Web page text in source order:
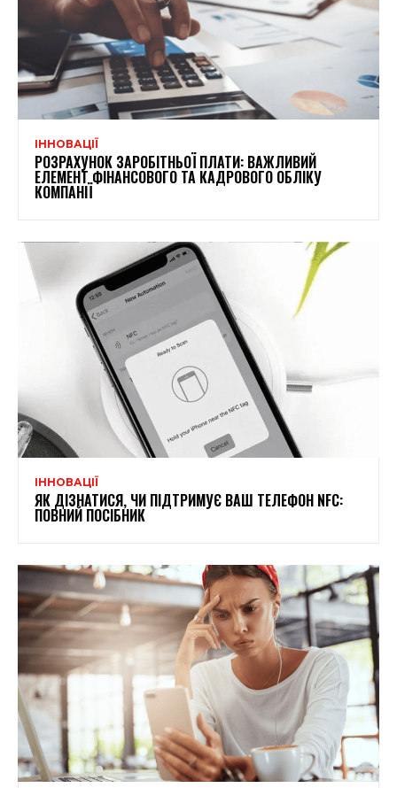
ІННОВАЦІЇ
РОЗРАХУНОК ЗАРОБІТНЬОЇ ПЛАТИ: ВАЖЛИВИЙ
ЕЛЕМЕНТ ФІНАНСОВОГО ТА КАДРОВОГО ОБЛІКУ
КОМПАНІЇ
ІННОВАЦІЇ
ЯК ДІЗНАТИСЯ, ЧИ ПІДТРИМУЄ ВАШ ТЕЛЕФОН NFC:
ПОВНИЙ ПОСІБНИК